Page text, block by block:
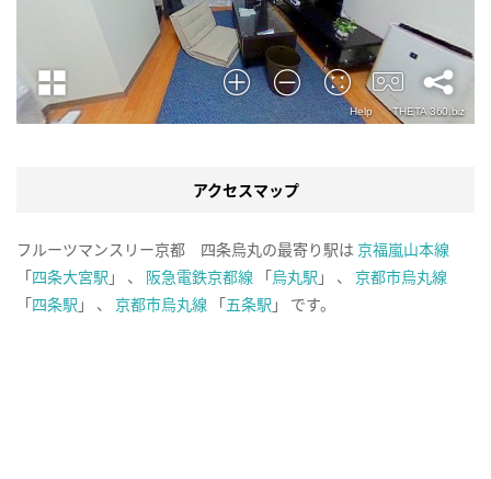
アクセスマップ
フルーツマンスリー京都 四条烏丸の最寄り駅は 京福嵐山本線
「四条大宮駅 」 、 阪急電鉄京都線 「烏丸駅 」 、 京都市烏丸線
「四条駅 」 、 京都市烏丸線 「五条駅 」 です。